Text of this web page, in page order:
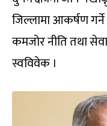
जिल्लामा आकर्षण
कमजोर नीति तथा
स्वविवेक ।